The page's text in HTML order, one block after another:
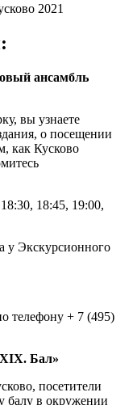
2021
ансамбль
вы узнаете
о посещении
как Кусково
18:45, 19:00,
у Экскурсионного
телефону + 7 (495)
Бал»
посетители
балу в окружении